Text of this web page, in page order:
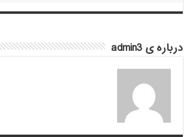
درباره ی admin3